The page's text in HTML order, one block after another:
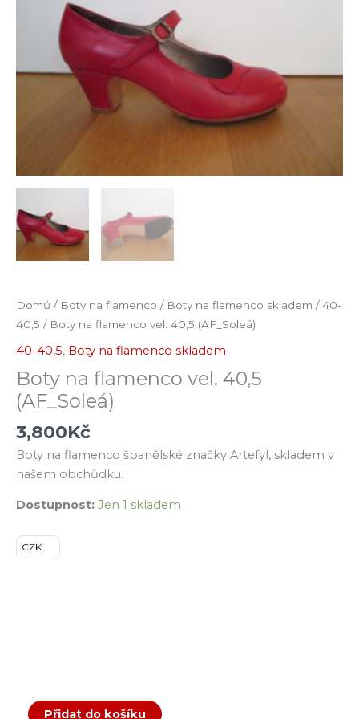
Domů / Boty na flamenco / Boty na flamenco skladem /40-
40,5 / Boty na flamenco vel. 40,5 (AF_Soleá)
40-40,5, Boty na flamenco skladem
Boty na flamenco vel. 40,5
(AF_Soleá)
3,800Kč
Boty na flamenco španělské značky Artefyl, skladem v
našem obchůdku.
Dostupnost: Jen 1 skladem
CZK
(AF_Soleá)
množství
Přidat do košíku